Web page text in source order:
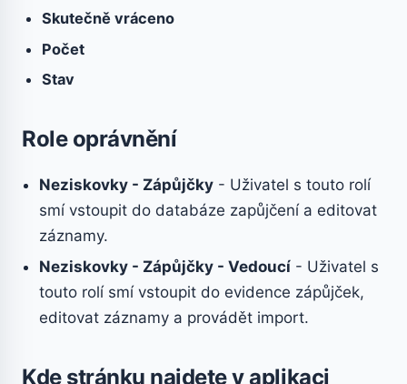
Skutečně vráceno
Počet
Stav
Role oprávnění
Neziskovky - Zápůjčky - Uživatel s touto rolí
smí vstoupit do databáze zapůjčení a editovat
záznamy.
Neziskovky - Zápůjčky - Vedoucí - Uživatel s
touto rolí smí vstoupit do evidence zápůjček,
editovat záznamy a provádět import.
Kde stránku najdete v aplikaci